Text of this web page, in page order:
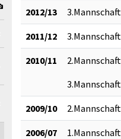
2012/13 3.Mannschaft
2011/12 3.Mannschaft
2010/11 2.Mannschaft
3.Mannschaft
2009/10 2.Mannschaft
2006/07 1.Mannschaft